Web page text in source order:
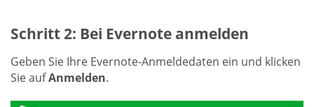
Schritt 2: Bei Evernote anmelden
Geben Sie Ihre Evernote-Anmeldedaten ein und klicken
Sie aufAnmelden.